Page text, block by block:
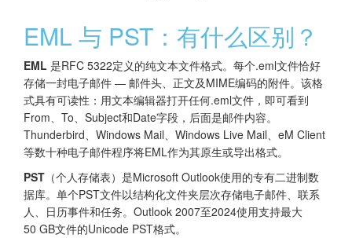
EML 与 PST：有什么区别？
EML 是RFC 5322定义的纯文本文件格式。每个.eml文件恰好
存储一封电子邮件 — 邮件头、正文及MIME编码的附件。该格
式具有可读性：用文本编辑器打开任何.eml文件，即可看到
From、To、Subject和Date字段，后面是邮件内容。
Thunderbird、Windows Mail、Windows Live Mail、eM Client
等数十种电子邮件程序将EML作为其原生或导出格式。
PST （个人存储表）是Microsoft Outlook使用的专有二进制数
据库。单个PST文件以结构化文件夹层次存储电子邮件、联系
人、日历事件和任务。Outlook 2007至2024使用支持最大
50 GB文件的Unicode PST格式。